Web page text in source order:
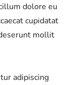
dolore eu
cupidatat
mollit
adipiscing